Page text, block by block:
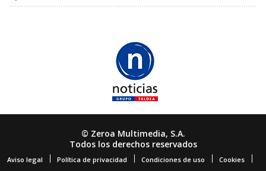
© Zeroa Multimedia, S.A.
Todos los derechos reservados
Aviso legal Política de privacidad Condiciones de uso Cookies